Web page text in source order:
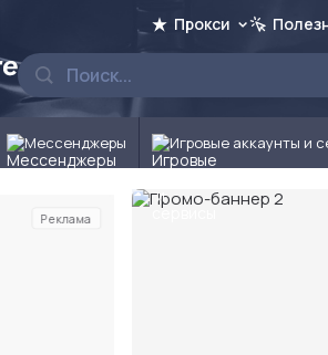
Прокси
Мессенджеры Игровые аккаунты и
Реклама